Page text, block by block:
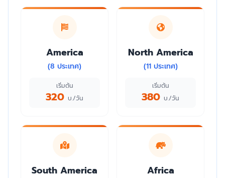
America
(8 ประเทศ)
เริ่มต้น
320 บ./วัน
North America
(11 ประเทศ)
เริ่มต้น
380 บ./วัน
South America Africa